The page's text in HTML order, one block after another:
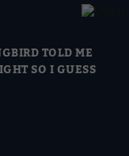
TOLD ME
SO I GUESS